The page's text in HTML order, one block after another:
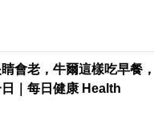
會老，牛爾這樣吃早餐，
｜每日健康 Health